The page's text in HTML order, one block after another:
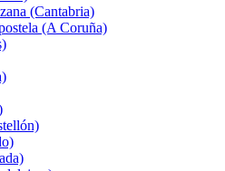
(Cantabria)
(A Coruña)